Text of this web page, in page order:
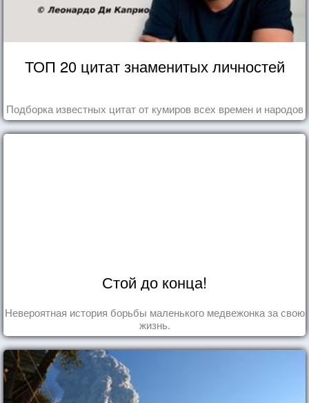
ТОП 20 цитат знаменитых личностей
Подборка известных цитат от кумиров всех времен и народов
Стой до конца!
Невероятная история борьбы маленького медвежонка за свою
жизнь.